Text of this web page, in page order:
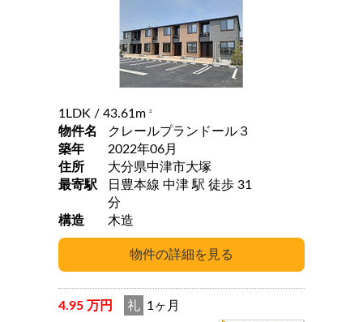
1LDK / 43.61m 2
物件名
クレールプランドール３
築年
2022年06月
住所
大分県中津市大塚
最寄駅
日豊本線 中津 駅 徒歩 31
分
構造
木造
4.95 万円 礼 1ヶ月